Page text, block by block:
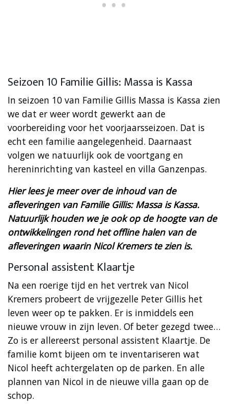
Seizoen 10 Familie Gillis: Massa is Kassa
In seizoen 10 van Familie Gillis Massa is Kassa zien
we dat er weer wordt gewerkt aan de
voorbereiding voor het voorjaarsseizoen. Dat is
echt een familie aangelegenheid. Daarnaast
volgen we natuurlijk ook de voortgang en
hereninrichting van kasteel en villa Ganzenpas.
Hier lees je meer over de inhoud van de
afleveringen van Familie Gillis: Massa is Kassa.
Natuurlijk houden we je ook op de hoogte van de
ontwikkelingen rond het offline halen van de
afleveringen waarin Nicol Kremers te zien is.
Personal assistent Klaartje
Na een roerige tijd en het vertrek van Nicol
Kremers probeert de vrijgezelle Peter Gillis het
leven weer op te pakken. Er is inmiddels een
nieuwe vrouw in zijn leven. Of beter gezegd twee…
Zo is er allereerst personal assistent Klaartje. De
familie komt bijeen om te inventariseren wat
Nicol heeft achtergelaten op de parken. En alle
plannen van Nicol in de nieuwe villa gaan op de
schop.